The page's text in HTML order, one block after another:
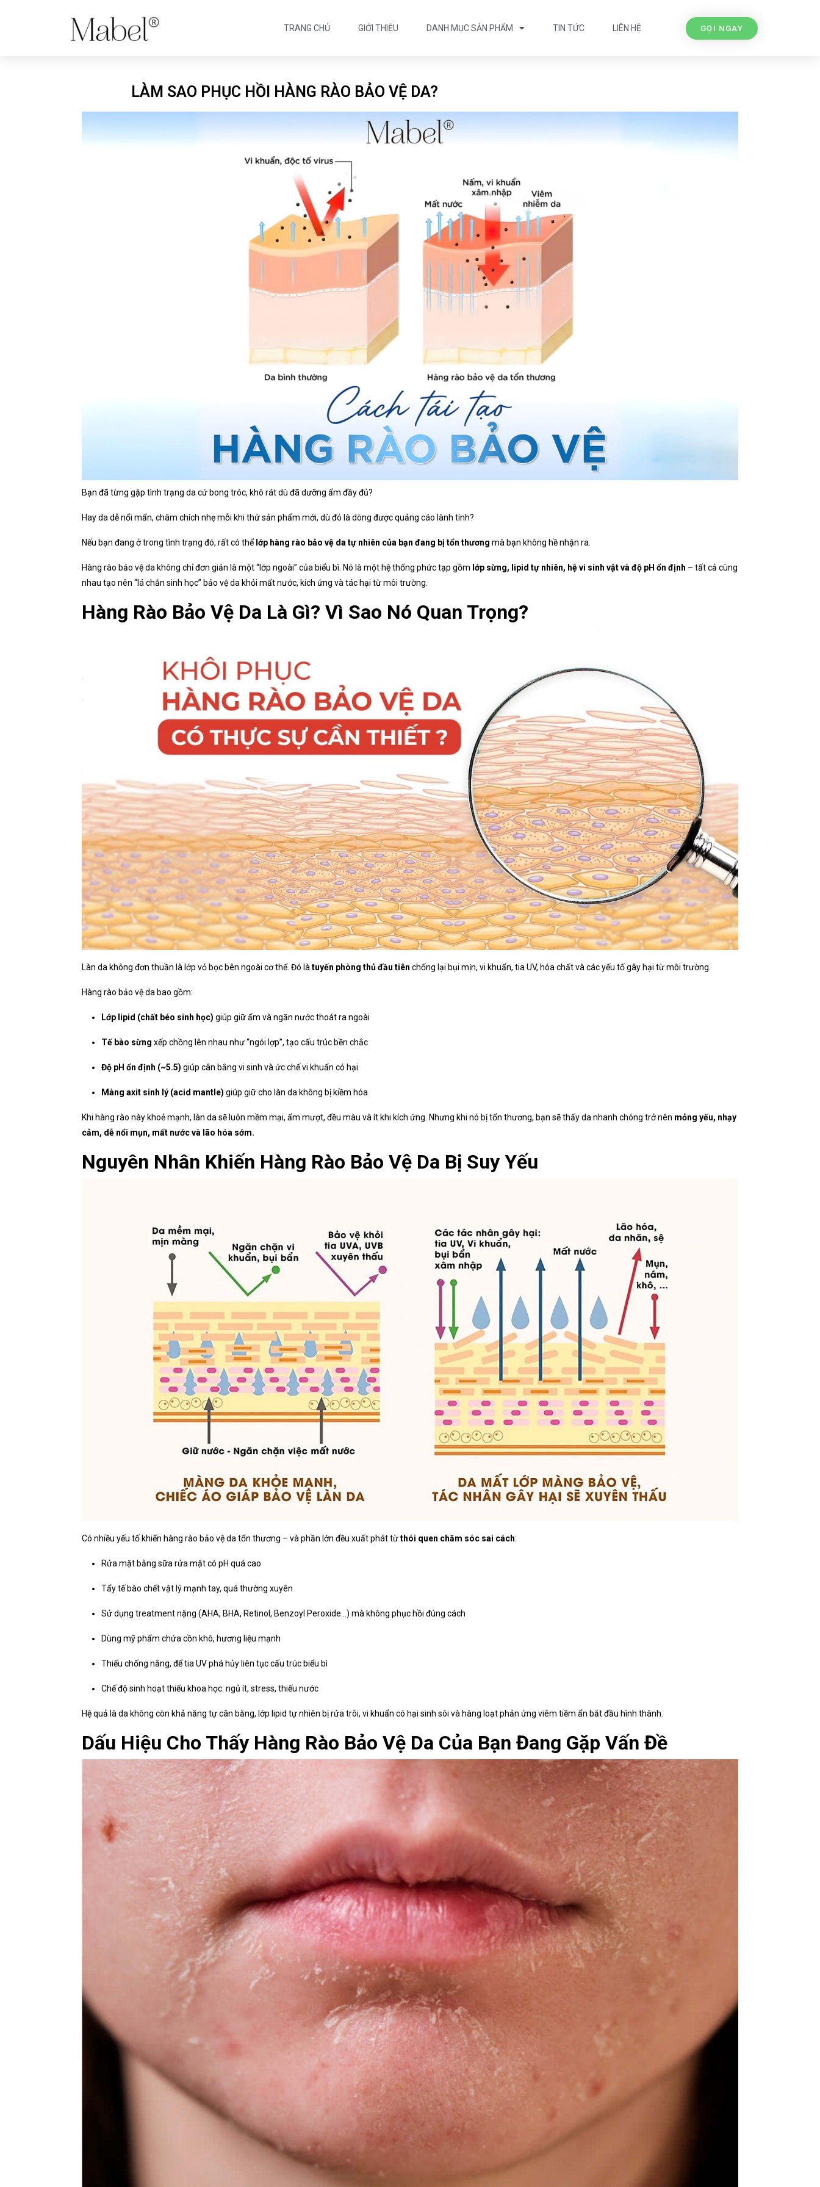
TRANG CHỦ GIỚI THIỆU DANH MỤC SẢN PHẨM TIN TỨC LIÊN HỆ GỌI NGAY
LÀM SAO PHỤC HỒI HÀNG RÀO BẢO VỆ DA?
Bạn đã từng gặp tình trạng da cứ bong tróc, khô rát dù đã dưỡng ẩm đầy đủ?
Hay da dễ nổi mẩn, châm chích nhẹ mỗi khi thử sản phẩm mới, dù đó là dòng được quảng cáo lành tính?
Nếu bạn đang ở trong tình trạng đó, rất có thể lớp hàng rào bảo vệ da tự nhiên của bạn đang bị tổn thương mà bạn không hề nhận ra.
Hàng rào bảo vệ da không chỉ đơn giản là một “lớp ngoài” của biểu bì. Nó là một hệ thống phức tạp gồm lớp sừng, lipid tự nhiên, hệ vi sinh vật và độ pH ổn định – tất cả cùng
nhau tạo nên “lá chắn sinh học” bảo vệ da khỏi mất nước, kích ứng và tác hại từ môi trường.
Hàng Rào Bảo Vệ Da Là Gì? Vì Sao Nó Quan Trọng?
Làn da không đơn thuần là lớp vỏ bọc bên ngoài cơ thể. Đó làtuyến phòng thủ đầu tiên chống lại bụi mịn, vi khuẩn, tia UV, hóa chất và các yếu tố gây hại từ môi trường.
Hàng rào bảo vệ da bao gồm:
Lớp lipid (chất béo sinh học) giúp giữ ẩm và ngăn nước thoát ra ngoài
Tế bào sừng xếp chồng lên nhau như “ngói lợp”, tạo cấu trúc bền chắc
Độ pH ổn định (~5.5) giúp cân bằng vi sinh và ức chế vi khuẩn có hại
Màng axit sinh lý (acid mantle) giúp giữ cho làn da không bị kiềm hóa
Khi hàng rào này khoẻ mạnh, làn da sẽ luôn mềm mại, ẩm mượt, đều màu và ít khi kích ứng. Nhưng khi nó bị tổn thương, bạn sẽ thấy da nhanh chóng trở nên mỏng yếu, nhạy
cảm, dễ nổi mụn, mất nước và lão hóa sớm.
Nguyên Nhân Khiến Hàng Rào Bảo Vệ Da Bị Suy Yếu
Có nhiều yếu tố khiến hàng rào bảo vệ da tổn thương – và phần lớn đều xuất phát từthói quen chăm sóc sai cách:
Rửa mặt bằng sữa rửa mặt có pH quá cao
Tẩy tế bào chết vật lý mạnh tay, quá thường xuyên
Sử dụng treatment nặng (AHA, BHA, Retinol, Benzoyl Peroxide…) mà không phục hồi đúng cách
Dùng mỹ phẩm chứa cồn khô, hương liệu mạnh
Thiếu chống nắng, để tia UV phá hủy liên tục cấu trúc biểu bì
Chế độ sinh hoạt thiếu khoa học: ngủ ít, stress, thiếu nước
Hệ quả là da không còn khả năng tự cân bằng, lớp lipid tự nhiên bị rửa trôi, vi khuẩn có hại sinh sôi và hàng loạt phản ứng viêm tiềm ẩn bắt đầu hình thành.
Dấu Hiệu Cho Thấy Hàng Rào Bảo Vệ Da Của Bạn Đang Gặp Vấn Đề